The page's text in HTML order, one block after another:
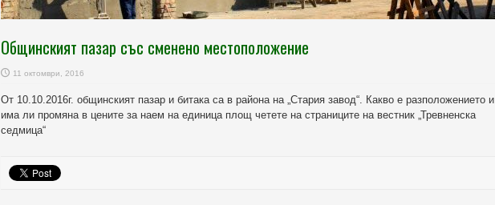
Общинският пазар със сменено местоположение
11 октомври, 2016
От 10.10.2016г. общинският пазар и битака са в района на „Стария завод“. Какво е разположението и
има ли промяна в цените за наем на единица площ четете на страниците на вестник „Тревненска
седмица“